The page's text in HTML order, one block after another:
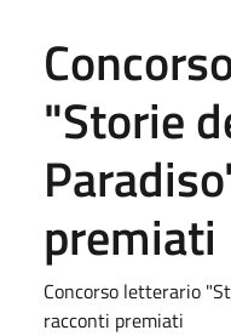
"Storie
premiati
Concorso letterario
racconti premiati